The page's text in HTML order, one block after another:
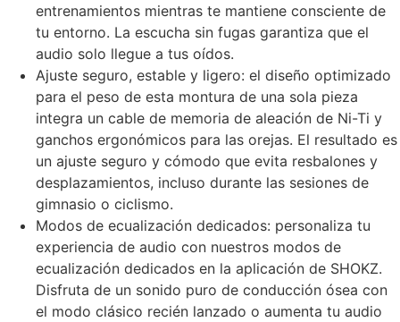
entrenamientos mientras te mantiene consciente de
tu entorno. La escucha sin fugas garantiza que el
audio solo llegue a tus oídos.
Ajuste seguro, estable y ligero: el diseño optimizado
para el peso de esta montura de una sola pieza
integra un cable de memoria de aleación de Ni-Ti y
ganchos ergonómicos para las orejas. El resultado es
un ajuste seguro y cómodo que evita resbalones y
desplazamientos, incluso durante las sesiones de
gimnasio o ciclismo.
Modos de ecualización dedicados: personaliza tu
experiencia de audio con nuestros modos de
ecualización dedicados en la aplicación de SHOKZ.
Disfruta de un sonido puro de conducción ósea con
el modo clásico recién lanzado o aumenta tu audio